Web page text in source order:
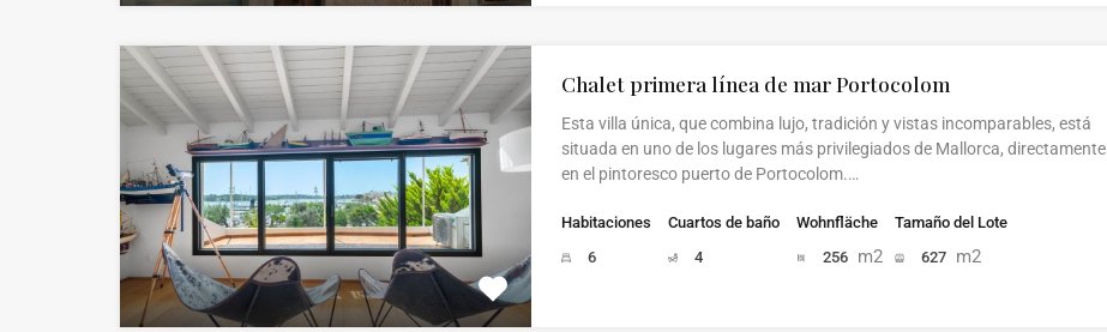
Chalet primera línea de mar Portocolom
Esta villa única, que combina lujo, tradición y vistas incomparables, está
situada en uno de los lugares más privilegiados de Mallorca, directamente
en el pintoresco puerto de Portocolom.…
Habitaciones
6
Cuartos de baño
4
Wohnfläche
256 m2
Tamaño del Lote
627 m2